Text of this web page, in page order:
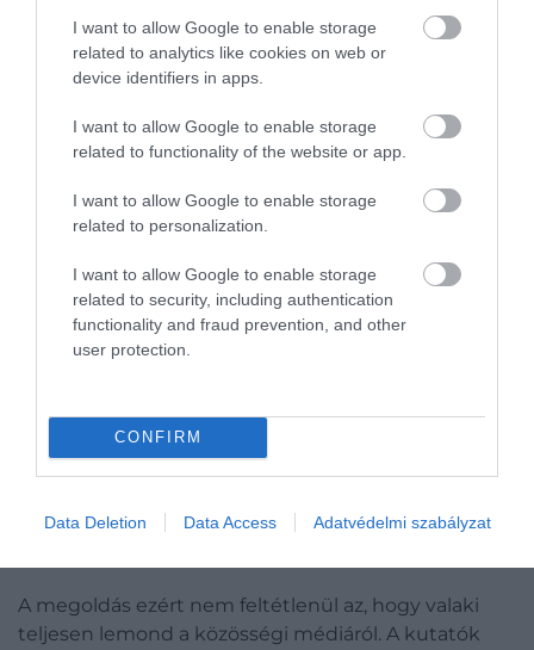
I want to allow Google to enable storage
related to analytics like cookies on web or
device identifiers in apps.
I want to allow Google to enable storage
related to functionality of the website or app.
I want to allow Google to enable storage
related to personalization.
I want to allow Google to enable storage
related to security, including authentication
functionality and fraud prevention, and other
user protection.
CONFIRM
Data Deletion Data Access Adatvédelmi szabályzat
tartalom önmagában nem magyaráz meg
mindent. Egyes vizsgálatokban ugyanazokat a rövid
videókat más-más formában mutatták meg: az
egyik esetben a résztvevők folyamatos
montázsként nézték őket, a másikban viszont úgy,
aktívan görgetve és gyorsan döntve arról,
maradnak-e vagy továbblépnek. A kognitív
teljesítményben jelentkező romlás inkább az utóbbi
helyzethez kapcsolódott.Ez arra utal, hogy nem
pusztán a rövid, gyors tartalom a gond, hanem
maga az interakciós forma is.
jöhet-e a következő. Ez a gyors válogatás
koncentrált szórakoztató élményt ad, hiszen az
viszont az agy egy kevésbé reflektív, gyorsabb és
A megoldás ezért nem feltétlenül az, hogy valaki
teljesen lemond a közösségi médiáról. A kutatók